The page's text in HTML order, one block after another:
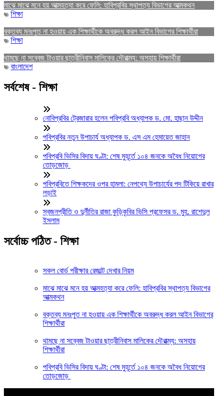
মাঝে মাঝে মনে হয় আত্মহত্যা করে ফেলি: হাবিপ্রবির স্থাপত্য বিভাগের আত্মকথন
শিক্ষা
বক্তব্য মনঃপুত না হওয়ায় এক শিক্ষার্থীকে অবরুদ্ধ করল আইন বিভাগের শিক্ষার্থীরা
শিক্ষা
থামছে না সব্বেজ টাওয়ার ছাত্রীনিবাস মালিকের দৌরাত্ম্য: অসহায় শিক্ষার্থীরা
বাংলাদেশ
সর্বশেষ - শিক্ষা
নোবিপ্রবির ট্রেজারার হলেন পবিপ্রবি অধ্যাপক ড. মো. হাছান উদ্দীন
পবিপ্রবির নতুন উপাচার্য অধ্যাপক ড. এস এম হেমায়েত জাহান
পবিপ্রবি ভিসির বিদায় ঘণ্টা: শেষ মুহূর্তে ১০৪ জনকে অবৈধ নিয়োগের
তোড়জোড়
পবিপ্রবিতে শিক্ষকদের ওপর হামলা: নেপথ্যে উপাচার্যের পদ টিকিয়ে রাখার
লড়াই
স্বজনপ্রীতি ও দুর্নীতির রাজা কুড়িকৃবির ভিসি প্রফেসর ড. মুহ. রাশেদুল
ইসলাম
সর্বোচ্চ পঠিত - শিক্ষা
সকল বোর্ড পরীক্ষার রেজাল্ট দেখার নিয়ম
মাঝে মাঝে মনে হয় আত্মহত্যা করে ফেলি: হাবিপ্রবির স্থাপত্য বিভাগের
আত্মকথন
বক্তব্য মনঃপুত না হওয়ায় এক শিক্ষার্থীকে অবরুদ্ধ করল আইন বিভাগের
শিক্ষার্থীরা
থামছে না সব্বেজ টাওয়ার ছাত্রীনিবাস মালিকের দৌরাত্ম্য: অসহায়
শিক্ষার্থীরা
পবিপ্রবি ভিসির বিদায় ঘণ্টা: শেষ মুহূর্তে ১০৪ জনকে অবৈধ নিয়োগের
তোড়জোড়